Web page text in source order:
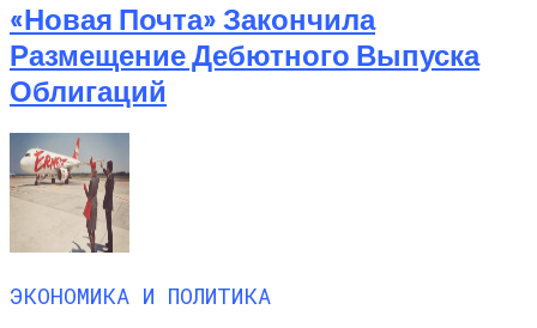
«Новая Почта» Закончила
Размещение Дебютного Выпуска
Облигаций
ЭКОНОМИКА И ПОЛИТИКА